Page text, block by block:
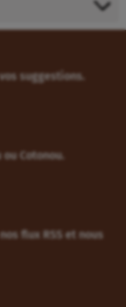
suggestions.
Cotonou.
flux RSS et nous